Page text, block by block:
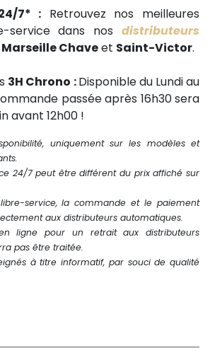
7* : Retrouvez nos meilleures
service dans nos distributeurs
Marseille Chaveet Saint-Victor.
3H Chrono :Disponible du Lundi au
passée après 16h30 sera
avant 12h00 !
uniquement sur les modèles et
24/7 peut être différent du prix affiché sur
service, la commande et le paiement
aux distributeurs automatiques.
ligne pour un retrait aux distributeurs
pas être traitée.
à titre informatif, par souci de qualité